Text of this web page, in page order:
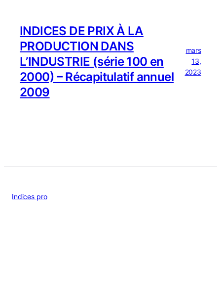
INDICES DE PRIX À LA
PRODUCTION DANS
L’INDUSTRIE (série 100 en
2000) – Récapitulatif annuel
2009
mars
13,
2023
Indices pro